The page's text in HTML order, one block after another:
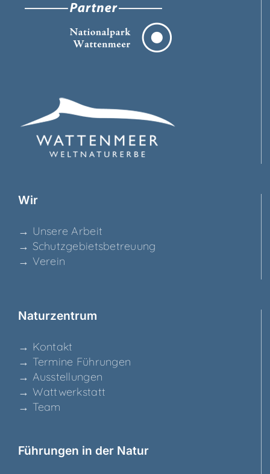
Wir
→ Unse­re Arbeit
→ Schutz­ge­biets­be­treu­ung
→ Ver­ein
Natur­zen­trum
→ Kon­takt
→ Ter­mi­ne Führungen
→ Aus­stel­lun­gen
→ Watt­werk­statt
→ Team
Füh­run­gen in der Natur